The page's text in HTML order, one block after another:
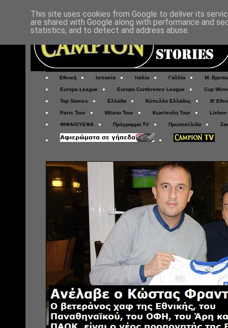
Εθνική Ισπανία Ιταλία Γαλλία Μ.
Europa League Europa Conference League Cup
Top Stories Ελλάδα Κύπελλο Ελλάδος Β'
Paris Tour Milano Tour Κων/πολη Tour Lisbon
ΦΙΦΑ/ΟΥΕΦΑ Πρόγραμμα TV Πρωτοσέλιδα
This site uses cookies from Google to deliver its
are shared with Google along with performance and
statistics, and to detect and address abuse.